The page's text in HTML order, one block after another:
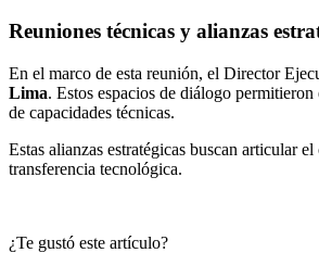
Reuniones técnicas y alianzas
En el marco de esta reunión, el Director
Lima. Estos espacios de diálogo permitieron
de capacidades técnicas.
Estas alianzas estratégicas buscan articular
transferencia tecnológica.
¿Te gustó este artículo?